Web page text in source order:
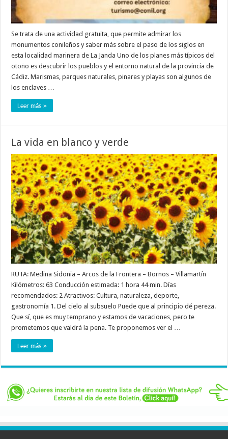
Se trata de una actividad gratuita, que permite admirar los
monumentos conileños y saber más sobre el paso de los siglos en
esta localidad marinera de La Janda Uno de los planes más típicos del
otoño es descubrir los pueblos y el entorno natural de la provincia de
Cádiz. Marismas, parques naturales, pinares y playas son algunos de
los enclaves …
Leer más »
La vida en blanco y verde
RUTA: Medina Sidonia – Arcos de la Frontera – Bornos – Villamartín
Kilómetros: 63 Conducción estimada: 1 hora 44 min. Días
recomendados: 2 Atractivos: Cultura, naturaleza, deporte,
gastronomía 1. Del cielo al subsuelo Puede que al principio dé pereza.
Que sí, que es muy temprano y estamos de vacaciones, pero te
prometemos que valdrá la pena. Te proponemos ver el …
Leer más »